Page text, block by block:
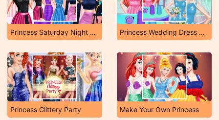
Princess Saturday Night Party Princess Wedding Dress Shop
Princess Glittery Party Make Your Own Princess